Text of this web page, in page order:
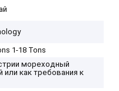
1-18 Tons
мореходный
или как требования к